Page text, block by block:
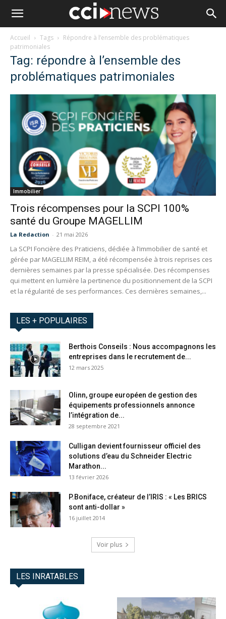
Accueil Tags
Répondre à l’ensemble des problématiques
patrimoniales
Tag: répondre à l’ensemble des
problématiques patrimoniales
Immobilier
Trois récompenses pour la SCPI 100%
santé du Groupe MAGELLIM
La Redaction - 21 mai 2026
La SCPI Foncière des Praticiens, dédiée à l’immobilier de santé et
gérée par MAGELLIM REIM, a été récompensée à trois reprises ces
dernières semaines par la presse spécialisée. Des récompenses
qui mettent en lumière la pertinence du positionnement de la SCPI
et la régularité de ses performances. Ces dernières semaines,...
LES + POPULAIRES
Berthois Conseils : Nous accompagnons les
entreprises dans le recrutement de...
12 mars 2025
Olinn, groupe européen de gestion des
équipements professionnels annonce
l’intégration de...
28 septembre 2021
Culligan devient fournisseur officiel des
solutions d’eau du Schneider Electric
Marathon...
13 février 2026
P.Boniface, créateur de l’IRIS : « Les BRICS
sont anti-dollar »
16 juillet 2014
Voir plus
LES INRATABLES